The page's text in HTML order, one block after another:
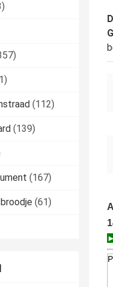
(112)
(139)
(167)
(61)